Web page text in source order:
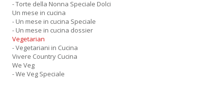
- Torte della Nonna Speciale Dolci
Un mese in cucina
- Un mese in cucina Speciale
- Un mese in cucina dossier
Vegetarian
- Vegetariani in Cucina
Vivere Country Cucina
We Veg
- We Veg Speciale